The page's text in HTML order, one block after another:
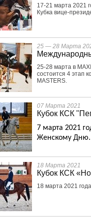
17-21 марта 2021
Кубка вице-
25 — 28 Марта
25-28 марта в
состоится 4 этап
MASTERS.
07 Марта 2021
Кубок КСК
7 марта 2021
Женскому Дню.
18 Марта 2021
Кубок КСК
18 марта 2021